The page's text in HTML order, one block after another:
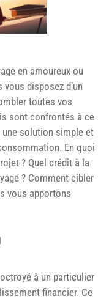
en amoureux ou
disposez d’un
toutes vos
sont confrontés à ce
solution simple et
En quoi
? Quel crédit à la
? Comment cibler
vous apportons
à un particulier
financier. Ce